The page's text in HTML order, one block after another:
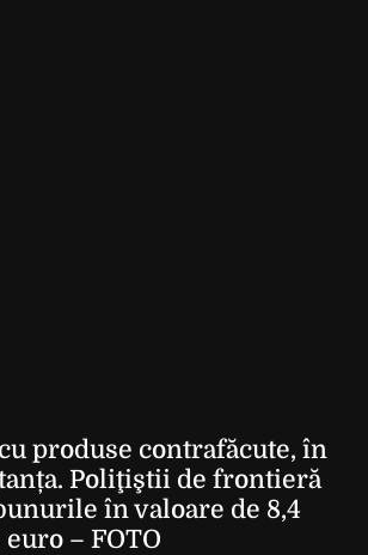
produse contrafăcute, în
Poliţiştii de frontieră
în valoare de 8,4
– FOTO